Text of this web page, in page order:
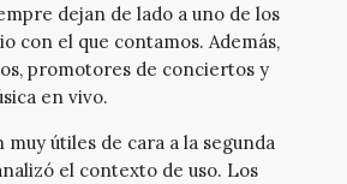
dejan de lado a uno de los
con el que contamos. Además,
promotores de conciertos y
en vivo.
muy útiles de cara a la segunda
el contexto de uso. Los